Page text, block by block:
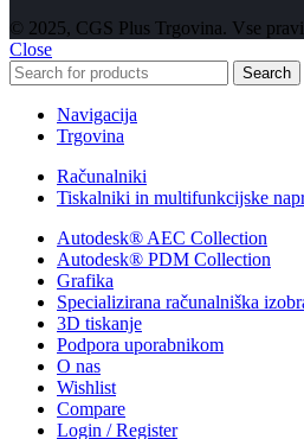
© 2025, CGS Plus Trgovina. Vse
Close
Search
Navigacija
Trgovina
Računalniki
Tiskalniki in multifunkcijske
Autodesk® AEC Collection
Autodesk® PDM Collection
Grafika
Specializirana računalniška
3D tiskanje
Podpora uporabnikom
O nas
Wishlist
Compare
Login / Register